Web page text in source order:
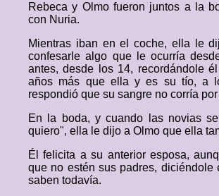
Rebeca y Olmo fueron juntos a la
con Nuria.
Mientras iban en el coche, ella le
confesarle algo que le ocurría
antes, desde los 14, recordándole
años más que ella y es su tío, a
respondió que su sangre no corría
En la boda, y cuando las novias
quiero", ella le dijo a Olmo que ella
Él felicita a su anterior esposa,
que no estén sus padres, diciéndole
saben todavía.